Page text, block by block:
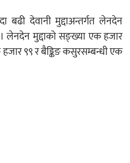
ती कानुनी पाटा, जसले
संरक्षण हकदार
गर्न असार ६ मा पेसी
बढी देवानी मुद्दाअन्तर्गत लेनदेन
। लेनदेन मुद्दाको सङ्ख्या एक हजार
९९ र बैङ्किङ कसुरसम्बन्धी एक